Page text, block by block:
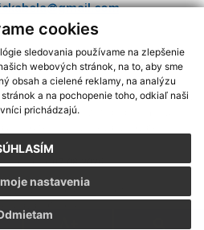
cookies
sledovania používame na zlepšenie
webových stránok, na to, aby sme
obsah a cielené reklamy, na analýzu
a na pochopenie toho, odkiaľ naši
prichádzajú.
nastavenia
informácií s využitím RSS
ECHELON 2,Mapa stránok,web portál
s.r.o.,domény,registrácia domény
07.08.2026
Vyhlásenie o prístupnosti